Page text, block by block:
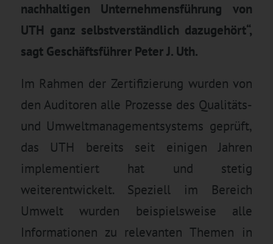
nachhaltigen Unternehmensführung von
UTH ganz selbstverständlich dazugehört“,
sagt Geschäftsführer Peter J. Uth.
Im Rahmen der Zertifizierung wurden von
den Auditoren alle Prozesse des Qualitäts-
und Umweltmanagementsystems geprüft,
das UTH bereits seit einigen Jahren
implementiert hat und stetig
weiterentwickelt. Speziell im Bereich
Umwelt wurden beispielsweise alle
Informationen zu relevanten Themen in